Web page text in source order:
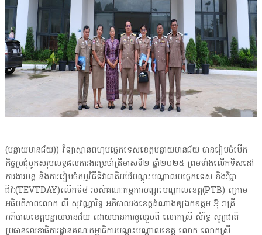
(បន្ទាយមានជ័យ)) វិទ្យាស្ថានពហុបច្ចេកទេសខេត្តបន្ទាយមានជ័យ បានរៀបចំបើក
កិច្ចប្រជុំបូកសរុបលទ្ធផលការងារប្រចាំត្រីមាសទី២ ឆ្នាំ២០២៥ ព្រមទាំងលើកទិសដៅ
ការងារបន្ត និងការរៀបចំកម្មវិធីទិវាជាតិអប់រំបណ្ដុះបណ្ដាលបច្ចេកទេស និងវិជ្ជា
ជីវៈ(TEVTDAY)លើកទី៨ របស់គណៈកម្មការបណ្ដុះបណ្ដាលខេត្ត(PTB) ក្រោម
អធិបតីភាពលោក លី សុវណ្ណារិទ្ធ អភិបាលរងខេត្តតំណាងឲ្យឯកឧត្តម អ៊ុំ រាត្រី
អភិបាលខេត្តបន្ទាយមានជ័យ ដោយមានការចូលរួមពី លោកស្រី សំរិទ្ធ សូរ្យជាតិ
ប្រធានលេខាធិការដ្ឋានគណៈកម្មាធិការបណ្ដុះបណ្ដាលខេត្ត លោក លោកស្រី